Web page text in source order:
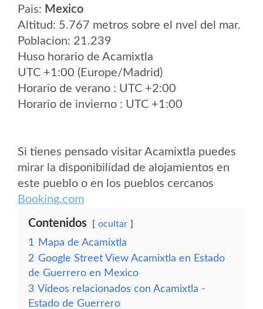
Pais: Mexico
Altitud: 5.767 metros sobre el nvel del mar.
Poblacion: 21.239
Huso horario de Acamixtla
UTC +1:00 (Europe/Madrid)
Horario de verano : UTC +2:00
Horario de invierno : UTC +1:00
Si tienes pensado visitar Acamixtla puedes
mirar la disponibilidad de alojamientos en
este pueblo o en los pueblos cercanos
Booking.com
Contenidos ocultar
1
Mapa de Acamixtla
2 Google Street View Acamixtla en Estado
de Guerrero en Mexico
3 Vídeos relacionados con Acamixtla -
Estado de Guerrero